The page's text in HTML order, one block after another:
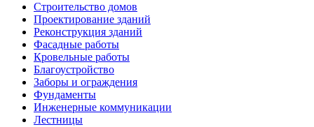
Строительство домов
Проектирование зданий
Реконструкция зданий
Фасадные работы
Кровельные работы
Благоустройство
Заборы и ограждения
Фундаменты
Инженерные коммуникации
Лестницы